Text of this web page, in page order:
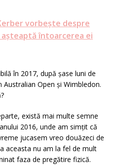
vorbește despre
așteaptă întoarcerea ei
în 2017, după șase luni de
Open și Wimbledon.
există mai multe semne
2016, unde am simțit că
jucasem vreo douăzeci de
aceasta nu am la fel de mult
faza de pregătire fizică.